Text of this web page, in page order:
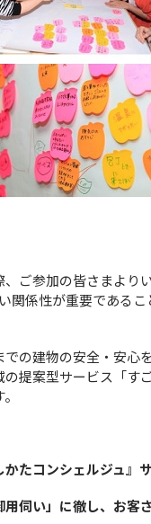
ご参加の皆さまより
関係性が重要である
の建物の安全・安心
の提案型サービス「す
かたコンシェルジュ』
用伺い」に徹し、お客